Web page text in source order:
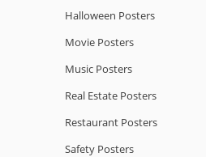
Halloween Posters
Movie Posters
Music Posters
Real Estate Posters
Restaurant Posters
Safety Posters